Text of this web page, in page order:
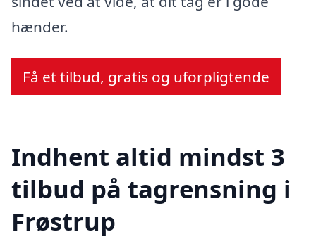
hænder.
Få et tilbud, gratis og uforpligtende
Indhent altid mindst 3
tilbud på tagrensning i
Frøstrup